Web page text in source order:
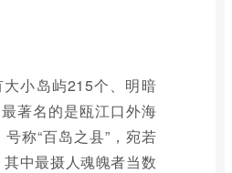
小岛屿215个、明暗
著名的是瓯江口外海
称“百岛之县”，宛若
中最摄人魂魄者当数